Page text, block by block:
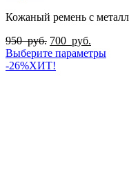
Кожаный ремень с
950руб. 700 руб.
Выберите параметры
-26%ХИТ!